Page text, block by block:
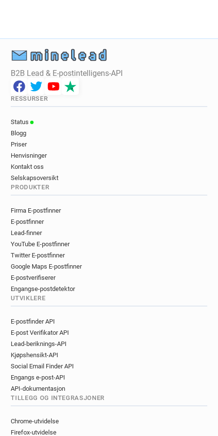
u***********@theworks.co.uk
s*******@theworks.co.uk
z*******@theworks.co.uk
m************@theworks.co.uk
B2B Lead & E-postintelligens-API
RESSURSER
Status
Blogg
Priser
Henvisninger
Kontakt oss
Selskapsoversikt
PRODUKTER
Firma E-postfinner
E-postfinner
Lead-finner
YouTube E-postfinner
Twitter E-postfinner
Google Maps E-postfinner
E-postverifiserer
Engangse-postdetektor
UTVIKLERE
E-postfinder API
E-post Verifikator API
Lead-beriknings-API
Kjøpshensikt-API
Social Email Finder API
Engangs e-post-API
API-dokumentasjon
TILLEGG OG INTEGRASJONER
Chrome-utvidelse
Firefox-utvidelse